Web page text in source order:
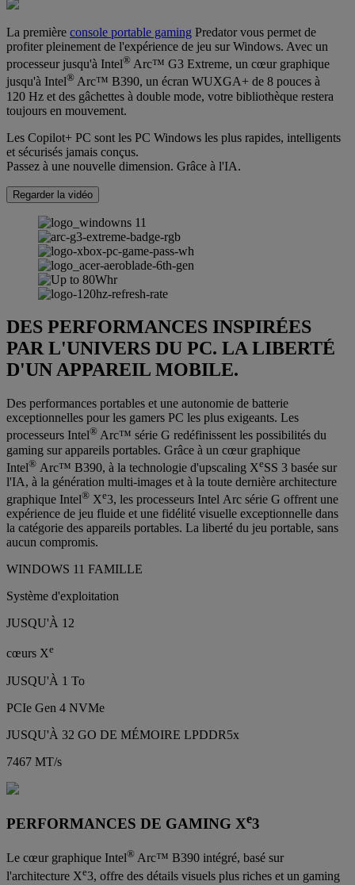
La première console portable gaming Predator vous permet de
profiter pleinement de l'expérience de jeu sur Windows. Avec un
processeur jusqu'à Intel® Arc™ G3 Extreme, un cœur graphique
jusqu'à Intel® Arc™ B390, un écran WUXGA+ de 8 pouces à
120 Hz et des gâchettes à double mode, votre bibliothèque restera
toujours en mouvement.
Les Copilot+ PC sont les PC Windows les plus rapides, intelligents
et sécurisés jamais conçus.
Passez à une nouvelle dimension. Grâce à l'IA.
Regarder la vidéo
DES PERFORMANCES INSPIRÉES
PAR L'UNIVERS DU PC. LA LIBERTÉ
D'UN APPAREIL MOBILE.
Des performances portables et une autonomie de batterie
exceptionnelles pour les gamers PC les plus exigeants. Les
processeurs Intel® Arc™ série G redéfinissent les possibilités du
gaming sur appareils portables. Grâce à un cœur graphique
Intel® Arc™ B390, à la technologie d'upscaling XeSS 3 basée sur
l'IA, à la génération multi-images et à la toute dernière architecture
graphique Intel® Xe3, les processeurs Intel Arc série G offrent une
expérience de jeu fluide et une fidélité visuelle exceptionnelle dans
la catégorie des appareils portables. La liberté du jeu portable, sans
aucun compromis.
WINDOWS 11 FAMILLE
Système d'exploitation
JUSQU'À 12
cœurs Xe
JUSQU'À 1 To
PCIe Gen 4 NVMe
JUSQU'À 32 GO DE MÉMOIRE LPDDR5x
7467 MT/s
PERFORMANCES DE GAMING Xe3
Le cœur graphique Intel® Arc™ B390 intégré, basé sur
l'architecture Xe3, offre des détails visuels plus riches et un gaming